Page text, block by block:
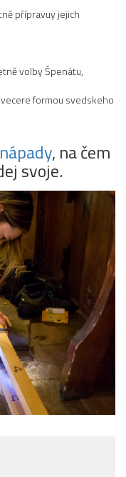
přípravuy jejich
volby Špenátu,
formou svedskeho
, na čem
svoje.